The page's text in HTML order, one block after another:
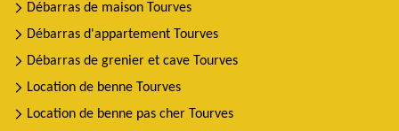
Débarras de maison Tourves
Débarras d'appartement Tourves
Débarras de grenier et cave Tourves
Location de benne Tourves
Location de benne pas cher Tourves